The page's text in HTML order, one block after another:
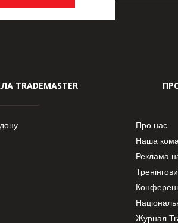
TRADEMASTER
Про нас
Наша
Реклама
Журнал